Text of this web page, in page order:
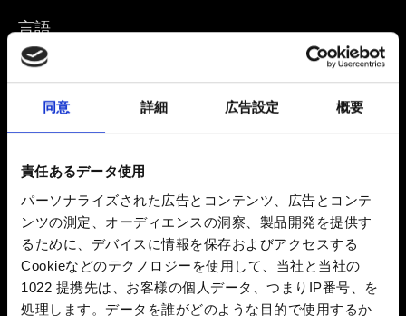
同意 詳細 広告設定 概要
責任あるデータ使用
パーソナライズされた広告とコンテンツ、広告とコンテ
ンツの測定、オーディエンスの洞察、製品開発を提供す
るために、デバイスに情報を保存およびアクセスする
Cookieなどのテクノロジーを使用して、当社と当社の
1022 提携先は、お客様の個人データ、つまりIP番号、を
処理します。データを誰がどのような目的で使用するか
言語
メール（入力ミスにご注意ください！）
発生している問題の詳細
0/20